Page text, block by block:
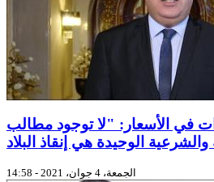
في الأسعار: "لا توجود مطالب
الجمعة، 4 جوان، 2021 - 14:58